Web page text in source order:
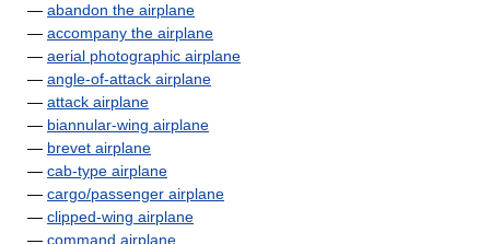
— abandon the airplane
— accompany the airplane
— aerial photographic airplane
— angle-of-attack airplane
— attack airplane
— biannular-wing airplane
— brevet airplane
— cab-type airplane
— cargo/passenger airplane
— clipped-wing airplane
— command airplane